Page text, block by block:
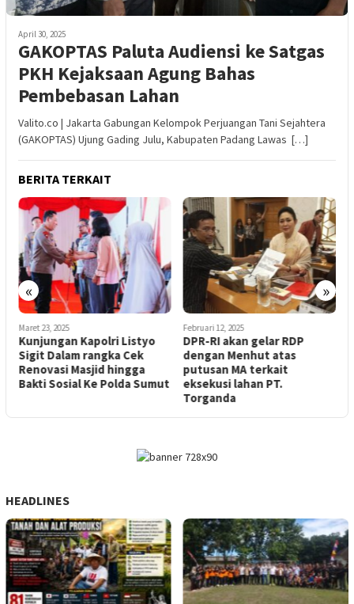
April 30, 2025
GAKOPTAS Paluta Audiensi ke Satgas
PKH Kejaksaan Agung Bahas
Pembebasan Lahan
Valito.co | Jakarta Gabungan Kelompok Perjuangan Tani Sejahtera
(GAKOPTAS) Ujung Gading Julu, Kabupaten Padang Lawas […]
BERITA TERKAIT
« »
Maret 23, 2025
Kunjungan Kapolri Listyo
Sigit Dalam rangka Cek
Renovasi Masjid hingga
Bakti Sosial Ke Polda Sumut
Februari 12, 2025
DPR-RI akan gelar RDP
dengan Menhut atas
putusan MA terkait
eksekusi lahan PT.
Torganda
HEADLINES